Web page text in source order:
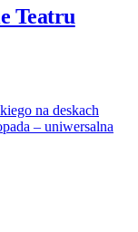
Teatru
na deskach
– uniwersalna